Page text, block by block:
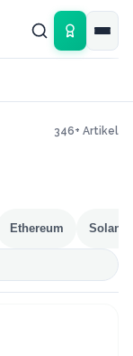
346+ Artikel
Ethereum Solana